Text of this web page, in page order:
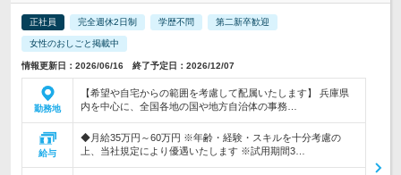
正社員 完全週休2日制 学歴不問 第二新卒歓迎
女性のおしごと掲載中
情報更新日：2026/06/16 終了予定日：2026/12/07
勤務地
【希望や自宅からの範囲を考慮して配属いたします】 兵庫県
内を中心に、全国各地の国や地方自治体の事務…
給与
◆月給35万円～60万円 ※年齢・経験・スキルを十分考慮の
上、当社規定により優遇いたします ※試用期間3…